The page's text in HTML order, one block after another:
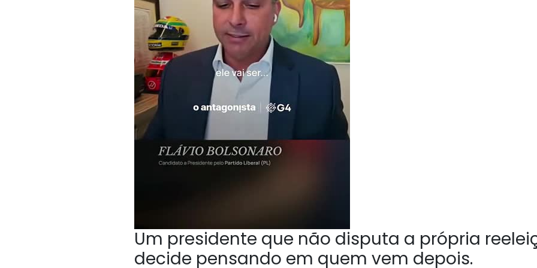
Um presidente que não disputa a própria
decide pensando em quem vem depois.